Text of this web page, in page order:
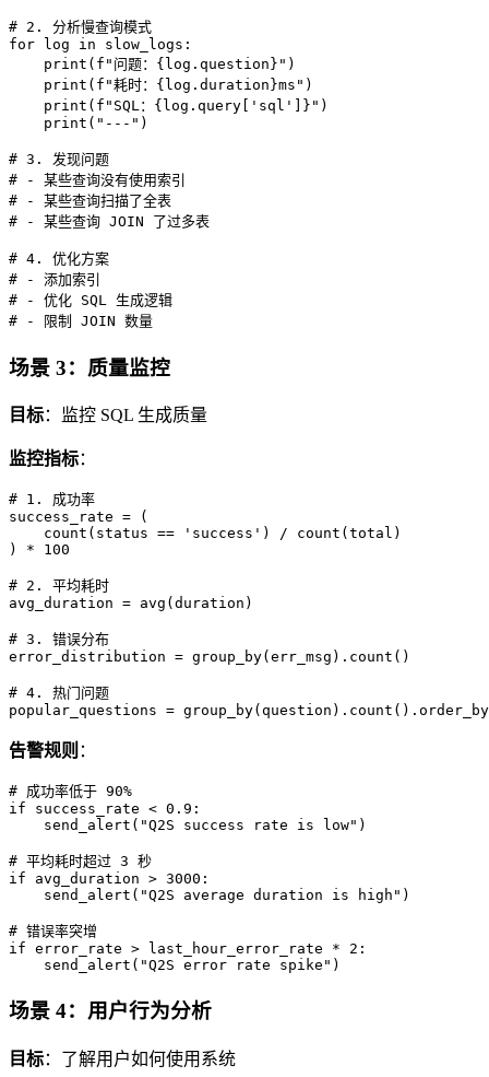
# 2. 分析慢查询模式
for log in slow_logs:
    print(f"问题：{log.question}")
    print(f"耗时：{log.duration}ms")
    print(f"SQL：{log.query['sql']}")
    print("---")
# 3. 发现问题
# - 某些查询没有使用索引
# - 某些查询扫描了全表
# - 某些查询 JOIN 了过多表
# 4. 优化方案
# - 添加索引
# - 优化 SQL 生成逻辑
场景 3：质量监控
目标：监控 SQL 生成质量
监控指标：
# 1. 成功率
success_rate = (
    count(status == 'success') / count(total)
) * 100
# 2. 平均耗时
avg_duration = avg(duration)
# 3. 错误分布
error_distribution = group_by(err_msg).count()
# 4. 热门问题
告警规则 ：
# 成功率低于 90%
if success_rate < 0.9:
    send_alert("Q2S success rate is low")
# 平均耗时超过 3 秒
if avg_duration > 3000:
    send_alert("Q2S average duration is high")
# 错误率突增
if error_rate > last_hour_error_rate * 2:
场景 4：用户行为分析
目标：了解用户如何使用系统